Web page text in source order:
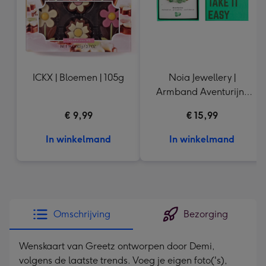
ICKX | Bloemen | 105g
€ 9,99
In winkelmand
Noia Jewellery |
Armband Aventurijn |
€ 15,99
In winkelmand
Omschrijving Bezorging
Wenskaart van Greetz ontworpen door Demi,
volgens de laatste trends. Voeg je eigen foto('s),